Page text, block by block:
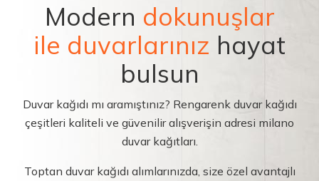
Modern dokunuşlar
ile duvarlarınız hayat
bulsun
Duvar kağıdı mı aramıştınız? Rengarenk duvar kağıdı
çeşitleri kaliteli ve güvenilir alışverişin adresi milano
duvar kağıtları.
Toptan duvar kağıdı alımlarınızda, size özel avantajlı